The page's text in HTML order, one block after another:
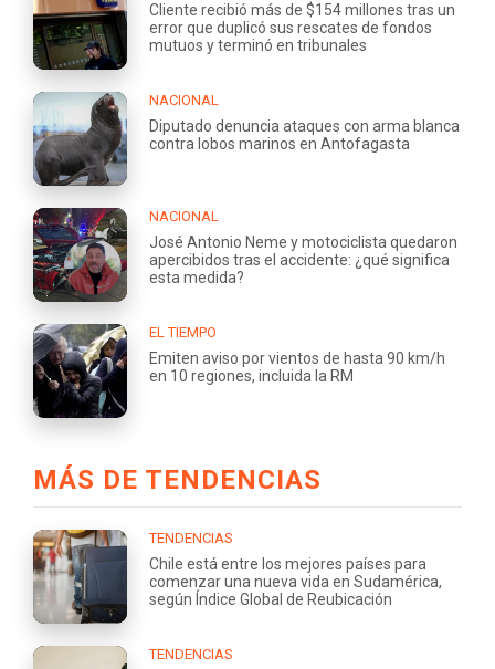
Cliente recibió más de $154 millones tras un
error que duplicó sus rescates de fondos
mutuos y terminó en tribunales
NACIONAL
Diputado denuncia ataques con arma blanca
contra lobos marinos en Antofagasta
NACIONAL
José Antonio Neme y motociclista quedaron
apercibidos tras el accidente: ¿qué significa
esta medida?
EL TIEMPO
Emiten aviso por vientos de hasta 90 km/h
en 10 regiones, incluida la RM
MÁS DE TENDENCIAS
TENDENCIAS
Chile está entre los mejores países para
comenzar una nueva vida en Sudamérica,
según Índice Global de Reubicación
TENDENCIAS